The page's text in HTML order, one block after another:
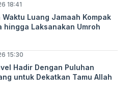
18:41
Luang Jamaah Kompak
hingga Laksanakan Umroh
15:30
Hadir Dengan Puluhan
untuk Dekatkan Tamu Allah